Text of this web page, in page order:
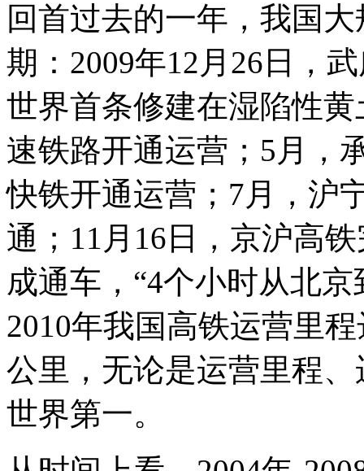
回首过去的一年，我国
期：2009年12月26日，
世界首条修建在湿陷性
速铁路开通运营；5月，
快铁开通运营；7月，沪
通；11月16日，京沪高
成通车，“4个小时从北
2010年我国高铁运营里
公里，无论是运营里程
世界第一。